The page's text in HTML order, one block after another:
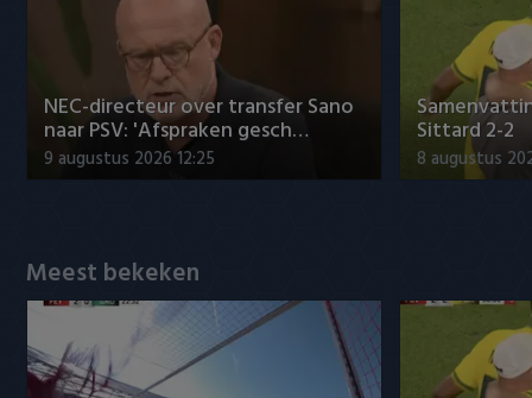
Roda JC
SC Heerenveen
Sparta
VVV Venlo
NEC-directeur over transfer Sano
naar PSV: 'Afspraken gesch…
9 augustus 2026 12:25
Sittard 2-2
8 augustus
Meest bekeken